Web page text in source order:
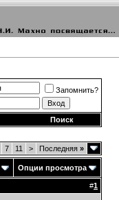
Запомнить?
Поиск
7 11 > Последняя »
Опции просмотра
#1